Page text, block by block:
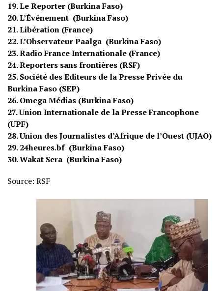
19. Le Reporter (Burkina Faso)
20. L’Événement (Burkina Faso)
21. Libération (France)
22. L’Observateur Paalga (Burkina Faso)
23. Radio France Internationale (France)
24. Reporters sans frontières (RSF)
25. Société des Editeurs de la Presse Privée du
Burkina Faso (SEP)
26. Omega Médias (Burkina Faso)
27. Union Internationale de la Presse Francophone
(UPF)
28. Union des Journalistes d’Afrique de l’Ouest (UJAO)
29. 24heures.bf (Burkina Faso)
30. Wakat Sera (Burkina Faso)
Source: RSF